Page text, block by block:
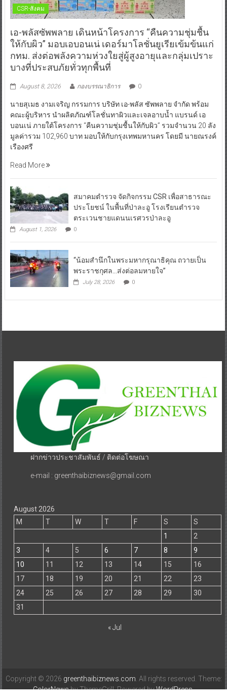
CSR-สังคม
เอ-พลัสซัพพลาย เดินหน้าโครงการ “คืนความชุ่มชื้น
ให้กับผิว” มอบเอบอนเน่ เดอร์มาโลชั่นยูเรียเข้มข้นแก่
กทม. ส่งต่อพลังความห่วงใยสู่ผู้สูงอายุและกลุ่มเปราะ
บางที่ประสบภัยทั่วทุกพื้นที่
August 8, 2026 กองบรรณาธิการ 0
นายสุเมธ งามเจริญ กรรมการ บริษัท เอ-พลัส ซัพพลาย จำกัด พร้อม
คณะผู้บริหาร นำผลิตภัณฑ์โลชั่นทาผิวและเจลอาบน้ำ แบรนด์ เอ
บอนเน่ ภายใต้โครงการ “คืนความชุ่มชื้นให้กับผิว” รวมจำนวน 20 ลัง
มูลค่ารวม 102,960 บาท มอบให้กับกรุงเทพมหานคร โดยมี นายณรงค์
เรืองศรี
Read More
สมาคมตำรวจ จัดกิจกรรม CSR เพื่อสาธารณะ
ประโยชน์ ในพื้นที่ป่าละอู โรงเรียนตำรวจ
ตระเวนชายแดนนเรศวรป่าละอู
August 1, 2026 0
“น้อมสำนึกในพระมหากรุณาธิคุณ ถวายเป็น
พระราชกุศล…ส่งต่อลมหายใจ”
July 28, 2026 0
ฝากข่าวประชาสัมพันธ์ / ติดต่อโฆษณา
e-mail : greenthaibiznews@gmail.com
August 2026
M
T W T F S
S
1
2
3
4 5 6 7 8
9
10
11 12 13 14 15
16
17
18 19 20 21 22
23
24
25 26 27 28 29
30
31
« Jul
Copyright © 2026 greenthaibiznews.com . All rights reserved. Theme:
ColorNewsby ThemeGrill. Powered byWordPress.